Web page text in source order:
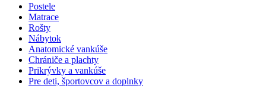
Postele
Matrace
Rošty
Nábytok
Anatomické vankúše
Chrániče a plachty
Prikrývky a vankúše
Pre deti, športovcov a doplnky